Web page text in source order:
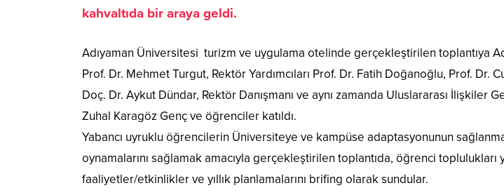
kahvaltıda bir araya geldi.
Adıyaman Üniversitesi turizm ve uygulama otelinde gerçekleştirilen toplantıya
Prof. Dr. Mehmet Turgut, Rektör Yardımcıları Prof. Dr. Fatih Doğanoğlu, Prof. Dr.
Doç. Dr. Aykut Dündar, Rektör Danışmanı ve aynı zamanda Uluslararası İlişkiler
Zuhal Karagöz Genç ve öğrenciler katıldı.
Yabancı uyruklu öğrencilerin Üniversiteye ve kampüse adaptasyonunun
oynamalarını sağlamak amacıyla gerçekleştirilen toplantıda, öğrenci toplulukları
faaliyetler/etkinlikler ve yıllık planlamalarını brifing olarak sundular.